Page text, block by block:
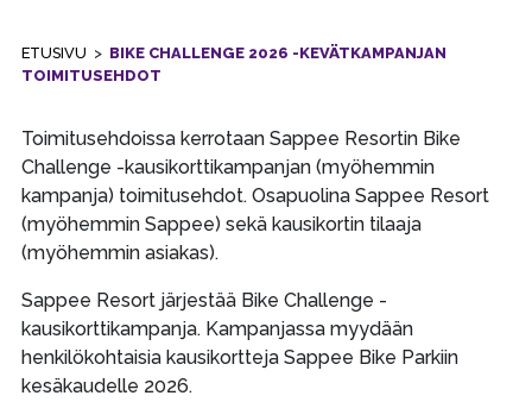
ETUSIVU > BIKE CHALLENGE 2026 -KEVÄTKAMPANJAN
TOIMITUSEHDOT
Toimitusehdoissa kerrotaan Sappee Resortin Bike
Challenge -kausikorttikampanjan (myöhemmin
kampanja) toimitusehdot. Osapuolina Sappee Resort
(myöhemmin Sappee) sekä kausikortin tilaaja
(myöhemmin asiakas).
Sappee Resort järjestää Bike Challenge -
kausikorttikampanja. Kampanjassa myydään
henkilökohtaisia kausikortteja Sappee Bike Parkiin
kesäkaudelle 2026.